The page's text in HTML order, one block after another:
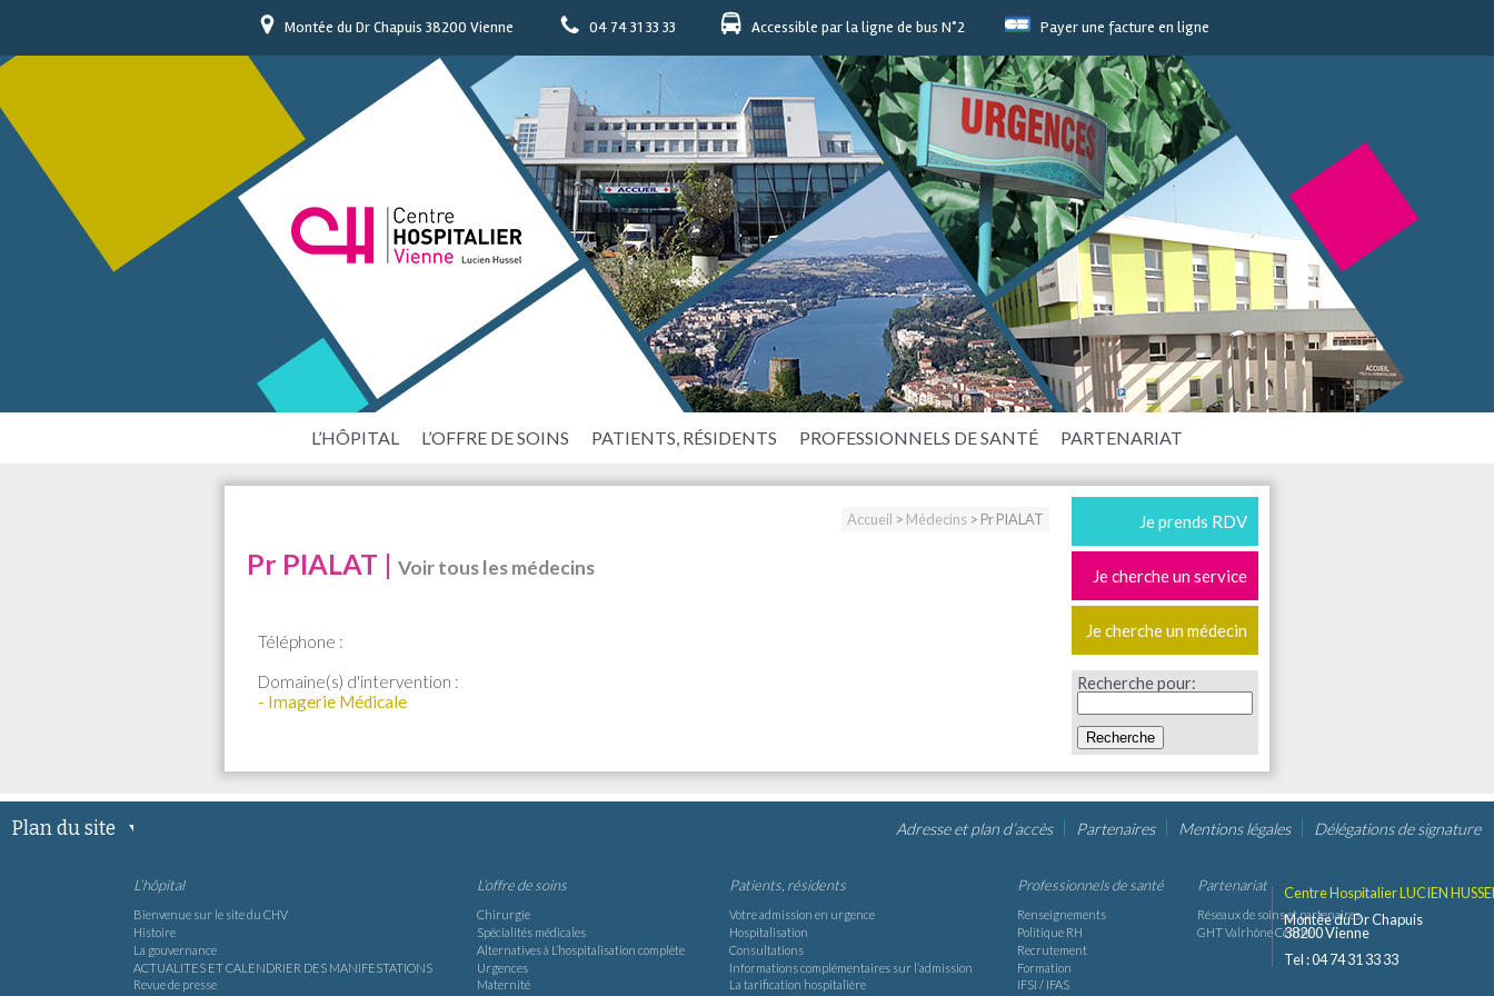
Montée du Dr Chapuis 38200 Vienne 04 74 31 33 33 Accessible par la ligne de bus N°2 Payer une facture en ligne
L’HÔPITAL L’OFFRE DE SOINS PATIENTS, RÉSIDENTS PROFESSIONNELS DE SANTÉ PARTENARIAT
Je prends RDV
Je cherche un service
Je cherche un médecin
Recherche pour:
Accueil > Médecins > Pr PIALAT
Pr PIALAT | Voir tous les médecins
Téléphone :
Domaine(s) d'intervention :
- Imagerie Médicale
Plan du site
L’hôpital
Bienvenue sur le site du CHV
Histoire
La gouvernance
ACTUALITES ET CALENDRIER DES MANIFESTATIONS
Revue de presse
L’offre de soins
Chirurgie
Spécialités médicales
Alternatives à L’hospitalisation complète
Urgences
Maternité
Patients, résidents
Votre admission en urgence
Hospitalisation
Consultations
Informations complémentaires sur l’admission
La tarification hospitalière
Professionnels de santé
Renseignements
Politique RH
Recrutement
Formation
IFSI / IFAS
Partenariat
Réseaux de soins et partenaires
GHT Valrhône Centre
Adresse et plan d’accès Partenaires Mentions légales Délégations de signature
Centre Hospitalier LUCIEN
Montée du Dr Chapuis
38200 Vienne
Tel : 04 74 31 33 33